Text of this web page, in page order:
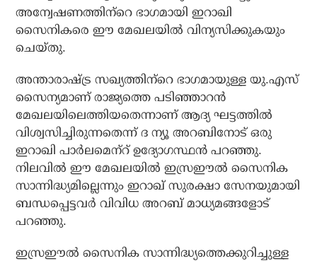
അന്വേഷണത്തിന്‌റെ ഭാഗമായി ഇറാഖി
സൈനികരെ ഈ മേഖലയില്‍ വിന്യസിക്കുകയും
ചെയ്തു.
അന്താരാഷ്ട്ര സഖ്യത്തിന്‌റെ ഭാഗമായുള്ള യു.എസ്
സൈന്യമാണ് രാജ്യത്തെ പടിഞ്ഞാറന്‍
മേഖലയിലെത്തിയതെന്നാണ് ആദ്യ ഘട്ടത്തില്‍
വിശ്വസിച്ചിരുന്നതെന്ന് ദ ന്യൂ അറബിനോട് ഒരു
ഇറാഖി പാര്‍ലമെന്‌റ് ഉദ്യോഗസ്ഥന്‍ പറഞ്ഞു.
നിലവില്‍ ഈ മേഖലയില്‍ ഇസ്രഈല്‍ സൈനിക
സാന്നിദ്ധ്യമില്ലെന്നും ഇറാഖ് സുരക്ഷാ സേനയുമായി
ബന്ധപ്പെട്ടവര്‍ വിവിധ അറബ് മാധ്യമങ്ങളോട്
പറഞ്ഞു.
ഇസ്രഈല്‍ സൈനിക സാന്നിദ്ധ്യത്തെക്കുറിച്ചുള്ള